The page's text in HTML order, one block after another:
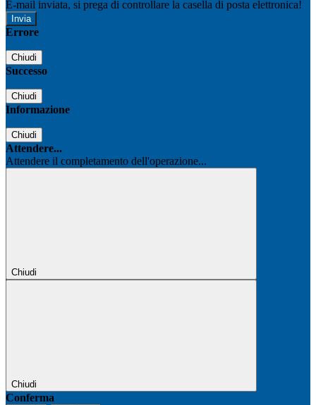
E-mail inviata, si prega di controllare la casella di posta elettronica!
Errore
Chiudi
Successo
Chiudi
Informazione
Chiudi
Attendere...
Attendere il completamento dell'operazione...
Chiudi
Chiudi
Conferma